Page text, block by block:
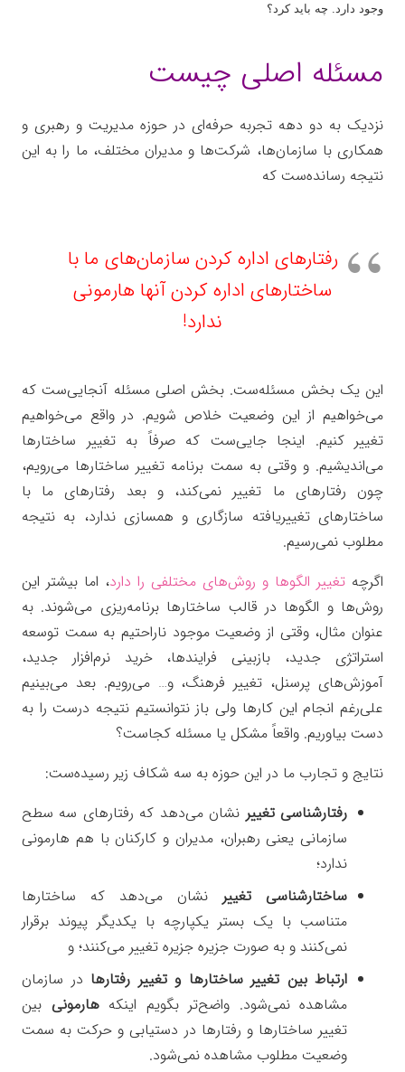
وجود دارد. چه باید کرد؟
مسئله اصلی چیست
نزدیک به دو دهه تجربه حرفه‌ای در حوزه مدیریت و رهبری و
همکاری با سازمان‌ها، شرکت‌ها و مدیران مختلف، ما را به این
نتیجه رسانده‌ست که
رفتارهای اداره کردن سازمان‌های ما با
ساختارهای اداره کردن آنها هارمونی
ندارد!
این یک بخش مسئله‌ست. بخش اصلی مسئله آنجایی‌ست که
می‌خواهیم از این وضعیت خلاص شویم. در واقع می‌خواهیم
تغییر کنیم. اینجا جایی‌ست که صرفاً به تغییر ساختارها
می‌اندیشیم. و وقتی به سمت برنامه تغییر ساختارها می‌رویم،
چون رفتارهای ما تغییر نمی‌کند، و بعد رفتارهای ما با
ساختارهای تغییریافته سازگاری و همسازی ندارد، به نتیجه
مطلوب نمی‌رسیم.
اگرچه تغییر الگوها و روش‌های مختلفی را دارد، اما بیشتر این
روش‌ها و الگوها در قالب ساختارها برنامه‌ریزی می‌شوند. به
عنوان مثال، وقتی از وضعیت موجود ناراحتیم به سمت توسعه
استراتژی جدید، بازبینی فرایندها، خرید نرم‌افزار جدید،
آموزش‌های پرسنل، تغییر فرهنگ، و… می‌رویم. بعد می‌بینیم
علی‌رغم انجام این کارها ولی باز نتوانستیم نتیجه درست را به
دست بیاوریم. واقعاً مشکل یا مسئله کجاست؟
نتایج و تجارب ما در این حوزه به سه شکاف زیر رسیده‌ست:
رفتارشناسی تغییر نشان می‌دهد که رفتارهای سه سطح
سازمانی یعنی رهبران، مدیران و کارکنان با هم هارمونی
ندارد؛
ساختارشناسی تغییر نشان می‌دهد که ساختارها
متناسب با یک بستر یکپارچه با یکدیگر پیوند برقرار
نمی‌کنند و به صورت جزیره جزیره تغییر می‌کنند؛ و
ارتباط بین تغییر ساختارها و تغییر رفتارها در سازمان
مشاهده نمی‌شود. واضح‌تر بگویم اینکههارمونی بین
تغییر ساختارها و رفتارها در دستیابی و حرکت به سمت
وضعیت مطلوب مشاهده نمی‌شود.